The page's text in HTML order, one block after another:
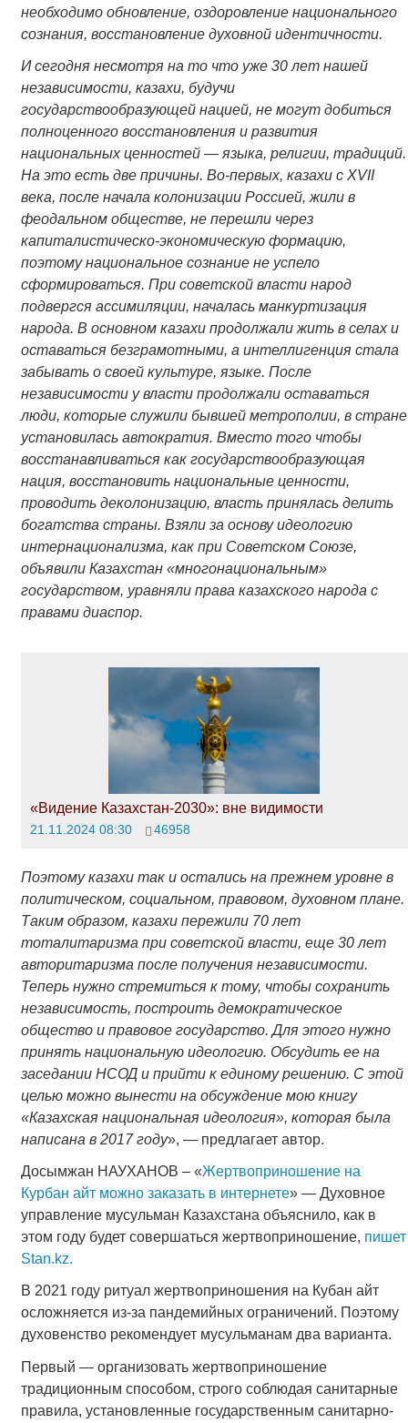
необходимо обновление, оздоровление национального
сознания, восстановление духовной идентичности.
И сегодня несмотря на то что уже 30 лет нашей
независимости, казахи, будучи
государствообразующей нацией, не могут добиться
полноценного восстановления и развития
национальных ценностей — языка, религии, традиций.
На это есть две причины. Во-первых, казахи с ХVІІ
века, после начала колонизации Россией, жили в
феодальном обществе, не перешли через
капиталистическо-экономическую формацию,
поэтому национальное сознание не успело
сформироваться. При советской власти народ
подвергся ассимиляции, началась манкуртизация
народа. В основном казахи продолжали жить в селах и
оставаться безграмотными, а интеллигенция стала
забывать о своей культуре, языке. После
независимости у власти продолжали оставаться
люди, которые служили бывшей метрополии, в стране
установилась автократия. Вместо того чтобы
восстанавливаться как государствообразующая
нация, восстановить национальные ценности,
проводить деколонизацию, власть принялась делить
богатства страны. Взяли за основу идеологию
интернационализма, как при Советском Союзе,
объявили Казахстан «многонациональным»
государством, уравняли права казахского народа с
правами диаспор.
«Видение Казахстан-2030»: вне видимости
21.11.2024 08:30 46958
Поэтому казахи так и остались на прежнем уровне в
политическом, социальном, правовом, духовном плане.
Таким образом, казахи пережили 70 лет
тоталитаризма при советской власти, еще 30 лет
авторитаризма после получения независимости.
Теперь нужно стремиться к тому, чтобы сохранить
независимость, построить демократическое
общество и правовое государство. Для этого нужно
принять национальную идеологию. Обсудить ее на
заседании НСОД и прийти к единому решению. С этой
целью можно вынести на обсуждение мою книгу
«Казахская национальная идеология», которая была
написана в 2017 году», — предлагает автор.
Досымжан НАУХАНОВ – «Жертвоприношение на
Курбан айт можно заказать в интернете» — Духовное
управление мусульман Казахстана объяснило, как в
этом году будет совершаться жертвоприношение, пишет
Stan.kz.
В 2021 году ритуал жертвоприношения на Кубан айт
осложняется из-за пандемийных ограничений. Поэтому
духовенство рекомендует мусульманам два варианта.
Первый — организовать жертвоприношение
традиционным способом, строго соблюдая санитарные
правила, установленные государственным санитарно-